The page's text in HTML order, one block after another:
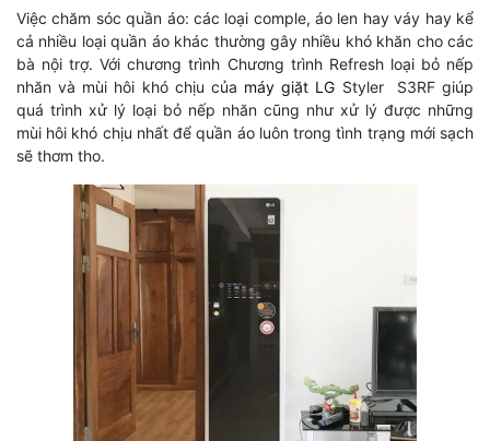
Việc chăm sóc quần áo: các loại comple, áo len hay váy hay kể
cả nhiều loại quần áo khác thường gây nhiều khó khăn cho các
bà nội trợ. Với chương trình Chương trình Refresh loại bỏ nếp
nhăn và mùi hôi khó chịu của máy giặt LG Styler S3RF giúp
quá trình xử lý loại bỏ nếp nhăn cũng như xử lý được những
mùi hôi khó chịu nhất để quần áo luôn trong tình trạng mới sạch
sẽ thơm tho.